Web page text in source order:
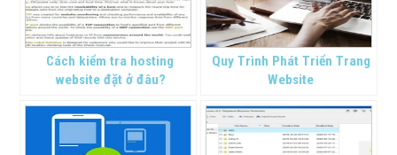
Cách kiểm tra hosting
website đặt ở đâu?
Quy Trình Phát Triển Trang
Website